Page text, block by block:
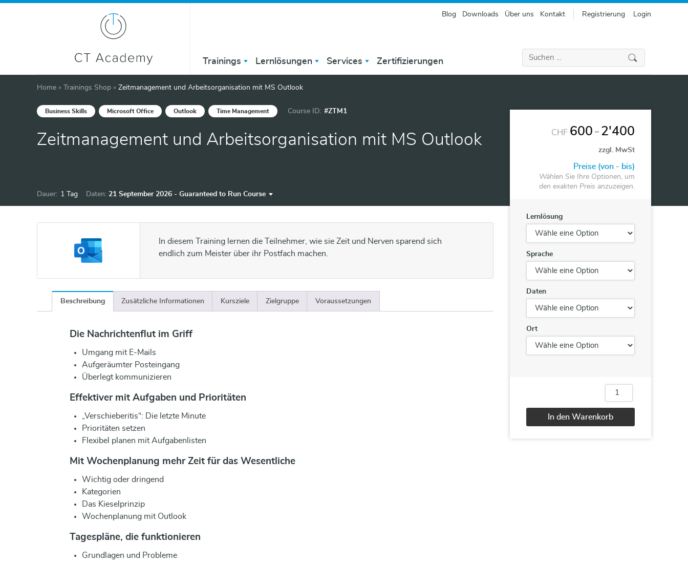
Blog Downloads Über uns Kontakt Registrierung Login
Trainings Lernlösungen Services Zertifizierungen
Suchen
nach:
Home » Trainings Shop » Zeitmanagement und Arbeitsorganisation mit MS Outlook
Business Skills Microsoft Office Outlook Time Management Course ID: #ZTM1
Zeitmanagement und Arbeitsorganisation mit MS Outlook
Dauer: 1 Tag Daten: 21 September 2026 - Guaranteed to Run Course
In diesem Training lernen die Teilnehmer, wie sie Zeit und Nerven sparend sich
endlich zum Meister über ihr Postfach machen.
Beschreibung Zusätzliche Informationen Kursziele Zielgruppe Voraussetzungen
Die Nachrichtenflut im Griff
Umgang mit E-Mails
Aufgeräumter Posteingang
Überlegt kommunizieren
Effektiver mit Aufgaben und Prioritäten
„Verschieberitis“: Die letzte Minute
Prioritäten setzen
Flexibel planen mit Aufgabenlisten
Mit Wochenplanung mehr Zeit für das Wesentliche
Wichtig oder dringend
Kategorien
Das Kieselprinzip
Wochenplanung mit Outlook
Tagespläne, die funktionieren
Grundlagen und Probleme
CHF 600 – 2'400
zzgl. MwSt
Preise (von - bis)
Wählen Sie Ihre Optionen, um
den exakten Preis anzuzeigen.
Lernlösung
Sprache
Daten
Ort
Arbeitsorganisation
MS
In den Warenkorb